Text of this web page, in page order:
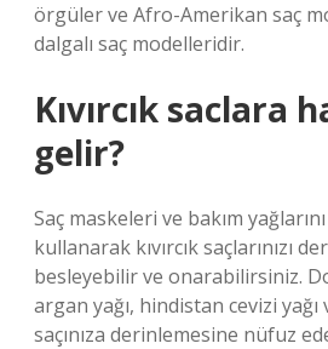
örgüler ve Afro-Amerikan saç
dalgalı saç modelleridir.
Kıvırcık saclara
gelir?
Saç maskeleri ve bakım
kullanarak kıvırcık saçlarınızı
besleyebilir ve onarabilirsiniz.
argan yağı, hindistan cevizi yağı
saçınıza derinlemesine nüfuz